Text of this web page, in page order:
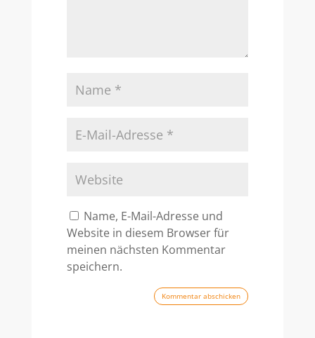
Name, E-Mail-Adresse und
Website in diesem Browser für
meinen nächsten Kommentar
speichern.
Kommentar abschicken